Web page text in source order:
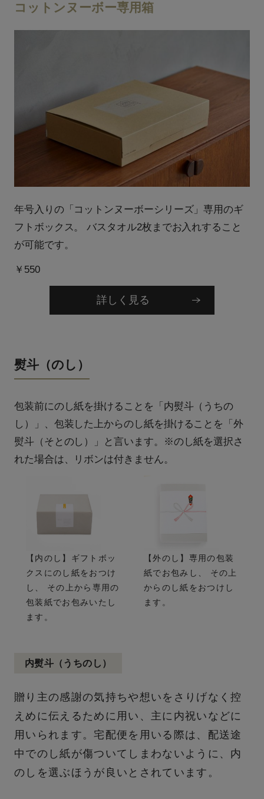
コットンヌーボー専用箱
年号入りの「コットンヌーボーシリーズ」専用のギ
フトボックス。 バスタオル2枚までお入れすること
が可能です。
￥550
詳しく見る
熨斗（のし）
包装前にのし紙を掛けることを「内熨斗（うちの
し）」、包装した上からのし紙を掛けることを「外
熨斗（そとのし）」と言います。※のし紙を選択さ
れた場合は、リボンは付きません。
【内のし】ギフトボッ
クスにのし紙をおつけ
し、 その上から専用の
包装紙でお包みいたし
ます。
【外のし】専用の包装
紙でお包みし、 その上
からのし紙をおつけし
ます。
内熨斗（うちのし）
贈り主の感謝の気持ちや想いをさりげなく控
えめに伝えるために用い、主に内祝いなどに
用いられます。宅配便を用いる際は、配送途
中でのし紙が傷ついてしまわないように、内
のしを選ぶほうが良いとされています。